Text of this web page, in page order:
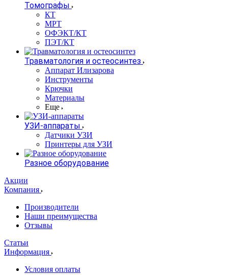
Томографы
КТ
МРТ
ОФЭКТ/КТ
ПЭТ/КТ
Травматология и остеосинтез
Аппарат Илизарова
Инструменты
Крючки
Материалы
Еще
УЗИ-аппараты
Датчики УЗИ
Принтеры для УЗИ
Разное оборудование
Акции
Компания
Производители
Наши преимущества
Отзывы
Статьи
Информация
Условия оплаты